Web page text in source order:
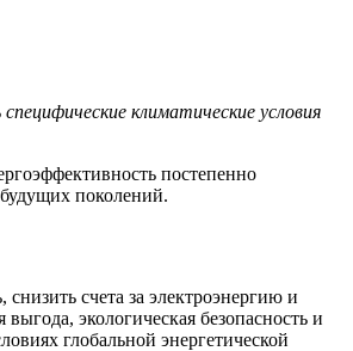
климатические условия
постепенно
поколений.
счета за электроэнергию и
экологическая безопасность и
глобальной энергетической